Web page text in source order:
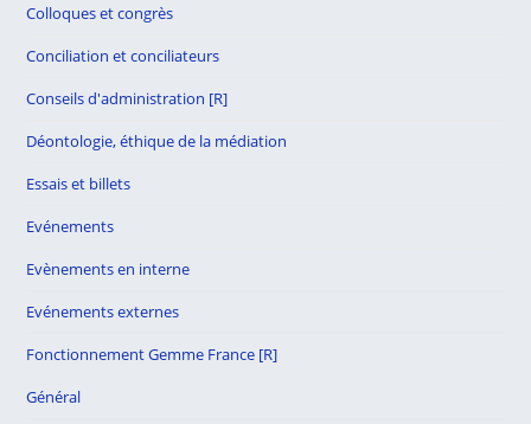
Colloques et congrès
Conciliation et conciliateurs
Conseils d'administration [R]
Déontologie, éthique de la médiation
Essais et billets
Evénements
Evènements en interne
Evénements externes
Fonctionnement Gemme France [R]
Général